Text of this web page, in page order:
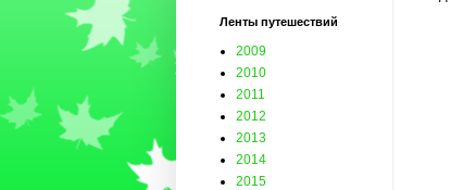
Ленты путешествий
2009
2010
2011
2012
2013
2014
2015